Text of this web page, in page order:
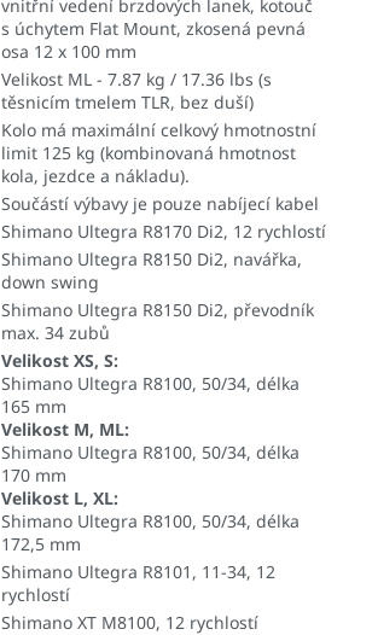
vnitřní vedení brzdových lanek, kotouč
s úchytem Flat Mount, zkosená pevná
osa 12 x 100 mm
Velikost ML - 7.87 kg / 17.36 lbs (s
těsnicím tmelem TLR, bez duší)
Kolo má maximální celkový hmotnostní
limit 125 kg (kombinovaná hmotnost
kola, jezdce a nákladu).
Součástí výbavy je pouze nabíjecí kabel
Shimano Ultegra R8170 Di2, 12 rychlostí
Shimano Ultegra R8150 Di2, navářka,
down swing
Shimano Ultegra R8150 Di2, převodník
max. 34 zubů
Velikost XS, S:
Shimano Ultegra R8100, 50/34, délka
165 mm
Velikost M, ML:
Shimano Ultegra R8100, 50/34, délka
170 mm
Velikost L, XL:
Shimano Ultegra R8100, 50/34, délka
172,5 mm
Shimano Ultegra R8101, 11-34, 12
rychlostí
Shimano XT M8100, 12 rychlostí